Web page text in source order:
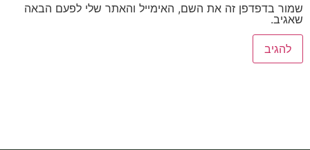
שמור בדפדפן זה את השם, האימייל והאתר שלי לפעם הבאה
שאגיב.